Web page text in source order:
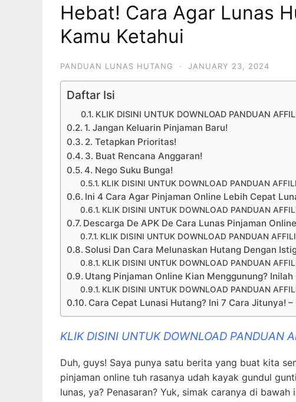
Hebat! Cara Agar Lunas
Kamu Ketahui
PANDUAN LUNAS HUTANG · JANUARY 23, 2024
Daftar Isi
KLIK DISINI UNTUK DOWNLOAD PANDUAN
1. Jangan Keluarin Pinjaman Baru!
2. Tetapkan Prioritas!
3. Buat Rencana Anggaran!
4. Nego Suku Bunga!
KLIK DISINI UNTUK DOWNLOAD PANDUAN
Ini 4 Cara Agar Pinjaman Online Lebih Cepat
KLIK DISINI UNTUK DOWNLOAD PANDUAN
Descarga De APK De Cara Lunas Pinjaman
KLIK DISINI UNTUK DOWNLOAD PANDUAN
Solusi Dan Cara Melunaskan Hutang Dengan
KLIK DISINI UNTUK DOWNLOAD PANDUAN
Utang Pinjaman Online Kian Menggunung?
KLIK DISINI UNTUK DOWNLOAD PANDUAN
Cara Cepat Lunasi Hutang? Ini 7 Cara Jitunya! –
KLIK DISINI UNTUK DOWNLOAD PANDUAN
Duh, guys! Saya punya satu berita yang buat kita
pinjaman online tuh rasanya udah kayak gundul
lunas, ya? Penasaran? Yuk, simak caranya di bawah